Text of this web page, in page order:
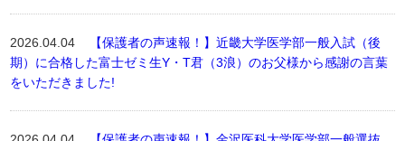
2026.04.04
【保護者の声速報！】近畿大学医学部一般入試（後
期）に合格した富士ゼミ生Y・T君（3浪）のお父様から感謝の言葉
をいただきました!